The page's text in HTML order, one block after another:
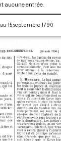
aucune entrée.
15 septembre 1790